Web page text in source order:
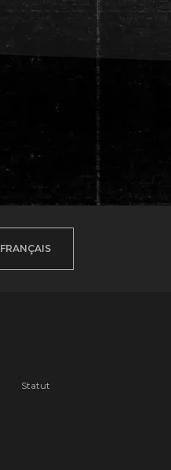
FRANÇAIS
Statut